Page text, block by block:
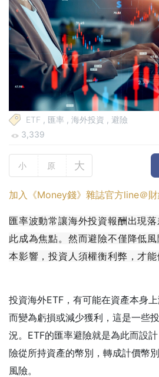
ETF , 匯率 , 海外投資 , 避險
3,339
小 原 大
加入《Money錢》雜誌官方line＠
匯率波動常讓海外投資報酬出現
此成為焦點。然而避險不僅降低
本影響，投資人須權衡利弊，才能
投資海外ETF，有可能在資產本身
而變為虧損或減少獲利，這是一些
況。ETF的匯率避險就是為此而設
險從所持資產的幣別，轉成計價幣
風險。